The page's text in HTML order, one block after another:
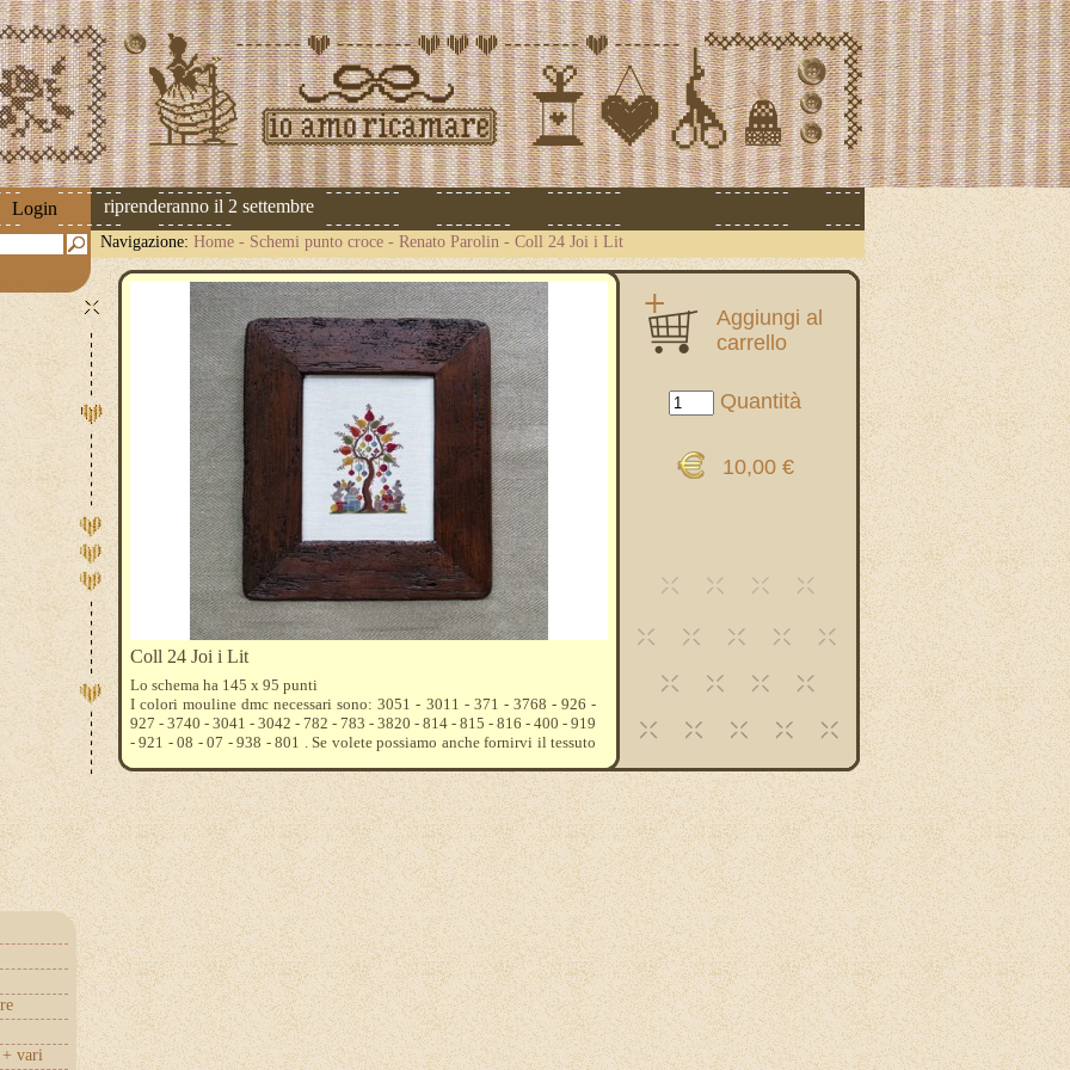
Login riprenderanno il 2 settembre
Navigazione: Home - Schemi punto croce - Renato Parolin - Coll 24 Joi i Lit
+ vari
Aggiungi al
carrello
Quantità
10,00 €
Coll 24 Joi i Lit
Lo schema ha 145 x 95 punti
I colori mouline dmc necessari sono: 3051 - 3011 - 371 - 3768 - 926 -
927 - 3740 - 3041 - 3042 - 782 - 783 - 3820 - 814 - 815 - 816 - 400 - 919
- 921 - 08 - 07 - 938 - 801 . Se volete possiamo anche fornirvi il tessuto
aiuteremo a calcolare quanto tessuto acquistare .